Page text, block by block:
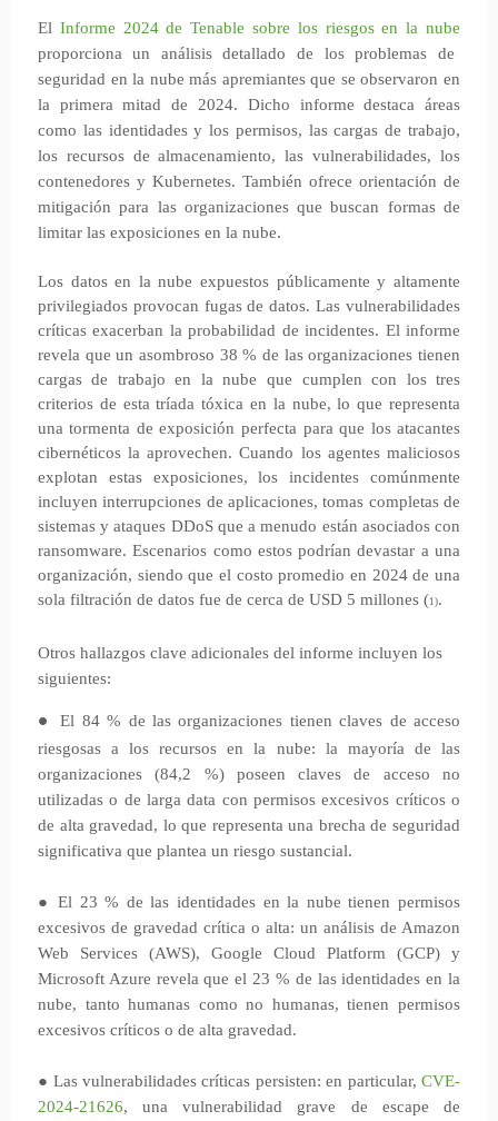
El Informe 2024 de Tenable sobre los riesgos en la nube
proporciona un análisis detallado de los problemas de
seguridad en la nube más apremiantes que se observaron en
la primera mitad de 2024. Dicho informe destaca áreas
como las identidades y los permisos, las cargas de trabajo,
los recursos de almacenamiento, las vulnerabilidades, los
contenedores y Kubernetes. También ofrece orientación de
mitigación para las organizaciones que buscan formas de
limitar las exposiciones en la nube.
Los datos en la nube expuestos públicamente y altamente
privilegiados provocan fugas de datos. Las vulnerabilidades
críticas exacerban la probabilidad de incidentes. El informe
revela que un asombroso 38 % de las organizaciones tienen
cargas de trabajo en la nube que cumplen con los tres
criterios de esta tríada tóxica en la nube, lo que representa
una tormenta de exposición perfecta para que los atacantes
cibernéticos la aprovechen. Cuando los agentes maliciosos
explotan estas exposiciones, los incidentes comúnmente
incluyen interrupciones de aplicaciones, tomas completas de
sistemas y ataques DDoS que a menudo están asociados con
ransomware. Escenarios como estos podrían devastar a una
organización, siendo que el costo promedio en 2024 de una
sola filtración de datos fue de cerca de USD 5 millones (1).
Otros hallazgos clave adicionales del informe incluyen los
siguientes:
●
El 84 % de las organizaciones tienen claves de acceso
riesgosas a los recursos en la nube: la mayoría de las
organizaciones (84,2 %) poseen claves de acceso no
utilizadas o de larga data con permisos excesivos críticos o
de alta gravedad, lo que representa una brecha de seguridad
significativa que plantea un riesgo sustancial.
● El 23 % de las identidades en la nube tienen permisos
excesivos de gravedad crítica o alta: un análisis de Amazon
Web Services (AWS), Google Cloud Platform (GCP) y
Microsoft Azure revela que el 23 % de las identidades en la
nube, tanto humanas como no humanas, tienen permisos
excesivos críticos o de alta gravedad.
● Las vulnerabilidades críticas persisten: en particular,CVE-
2024-21626, una vulnerabilidad grave de escape de